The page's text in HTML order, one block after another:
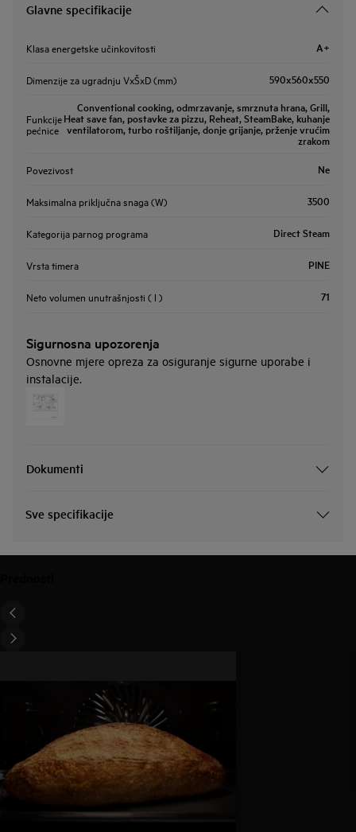
Glavne specifikacije
Klasa energetske učinkovitosti A+
Dimenzije za ugradnju VxŠxD (mm) 590x560x550
Funkcije
pećnice
Conventional cooking, odmrzavanje, smrznuta hrana, Grill,
Heat save fan, postavke za pizzu, Reheat, SteamBake, kuhanje
ventilatorom, turbo roštiljanje, donje grijanje, prženje vrućim
zrakom
Povezivost Ne
Maksimalna priključna snaga (W) 3500
Kategorija parnog programa Direct Steam
Vrsta timera PINE
Neto volumen unutrašnjosti ( l ) 71
Sigurnosna upozorenja
Osnovne mjere opreza za osiguranje sigurne uporabe i
instalacije.
Dokumenti
Sve specifikacije